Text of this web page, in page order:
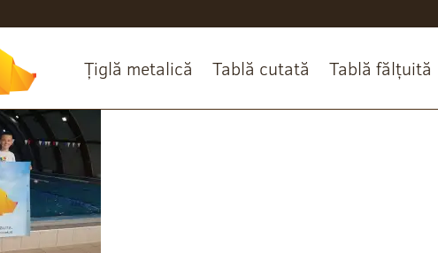
Țiglă metalică Tablă cutată Tablă fălțuită